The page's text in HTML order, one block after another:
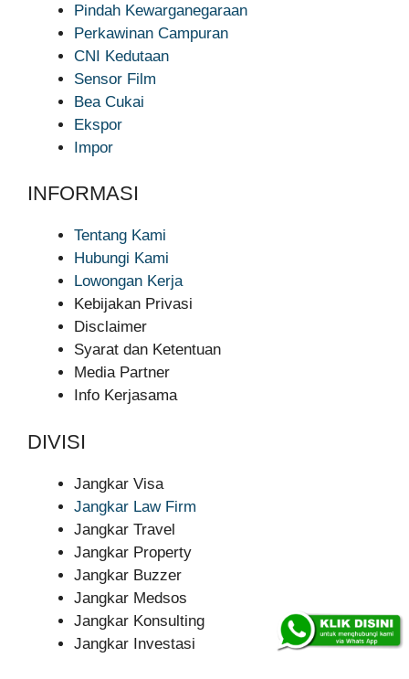
Pindah Kewarganegaraan
Perkawinan Campuran
CNI Kedutaan
Sensor Film
Bea Cukai
Ekspor
Impor
INFORMASI
Tentang Kami
Hubungi Kami
Lowongan Kerja
Kebijakan Privasi
Disclaimer
Syarat dan Ketentuan
Media Partner
Info Kerjasama
DIVISI
Jangkar Visa
Jangkar Law Firm
Jangkar Travel
Jangkar Property
Jangkar Buzzer
Jangkar Medsos
Jangkar Konsulting
Jangkar Investasi